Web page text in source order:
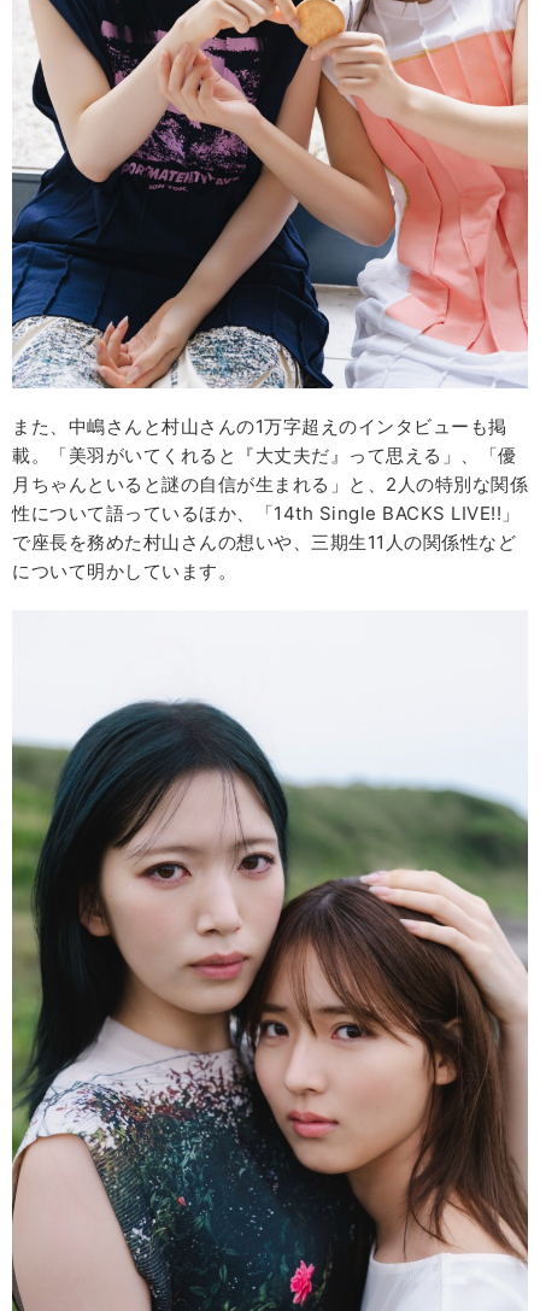
また、中嶋さんと村山さんの1万字超えのインタビューも掲
載。「美羽がいてくれると『大丈夫だ』って思える」、「優
月ちゃんといると謎の自信が生まれる」と、2人の特別な関係
性について語っているほか、「14th Single BACKS LIVE!!」
で座長を務めた村山さんの想いや、三期生11人の関係性など
について明かしています。